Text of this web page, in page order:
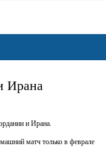
Ирана
и Ирана.
матч только в феврале